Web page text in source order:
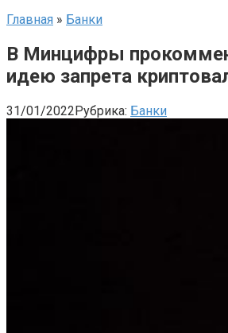
Главная » Банки
В Минцифры
идею запрета
31/01/2022Рубрика: Банки